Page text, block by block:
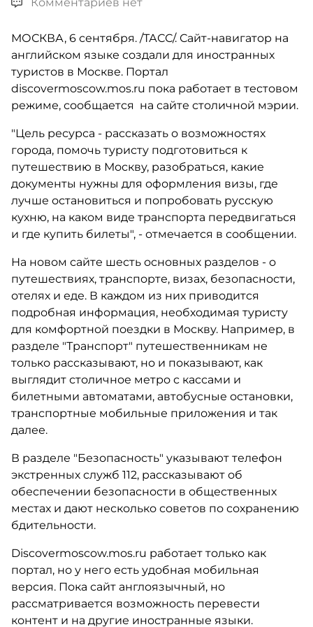
МОСКВА, 6 сентября. /ТАСС/. Сайт-навигатор на
английском языке создали для иностранных
туристов в Москве. Портал
discovermoscow.mos.ru пока работает в тестовом
режиме, сообщается на сайте столичной мэрии.
"Цель ресурса - рассказать о возможностях
города, помочь туристу подготовиться к
путешествию в Москву, разобраться, какие
документы нужны для оформления визы, где
лучше остановиться и попробовать русскую
кухню, на каком виде транспорта передвигаться
и где купить билеты", - отмечается в сообщении.
На новом сайте шесть основных разделов - о
путешествиях, транспорте, визах, безопасности,
отелях и еде. В каждом из них приводится
подробная информация, необходимая туристу
для комфортной поездки в Москву. Например, в
разделе "Транспорт" путешественникам не
только рассказывают, но и показывают, как
выглядит столичное метро с кассами и
билетными автоматами, автобусные остановки,
транспортные мобильные приложения и так
далее.
В разделе "Безопасность" указывают телефон
экстренных служб 112, рассказывают об
обеспечении безопасности в общественных
местах и дают несколько советов по сохранению
бдительности.
Discovermoscow.mos.ru работает только как
портал, но у него есть удобная мобильная
версия. Пока сайт англоязычный, но
рассматривается возможность перевести
контент и на другие иностранные языки.